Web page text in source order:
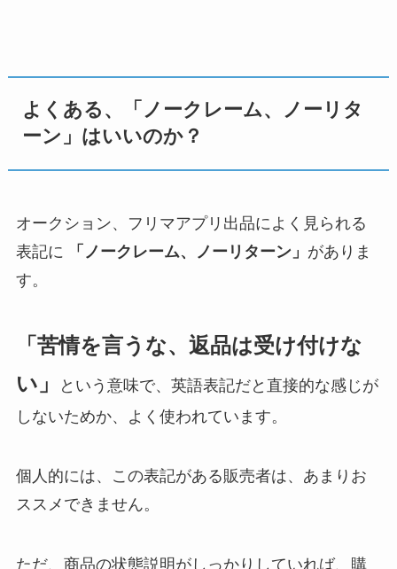
よくある、「ノークレーム、ノーリタ
ーン」はいいのか？
オークション、フリマアプリ出品によく見られる
表記に
「ノークレーム、ノーリターン」 がありま
す。
「苦情を言うな、返品は受け付けな
い」
という意味で、英語表記だと直接的な感じが
しないためか、よく使われています。
個人的には、この表記がある販売者は、あまりお
ススメできません。
ただ、商品の状態説明がしっかりしていれば、購